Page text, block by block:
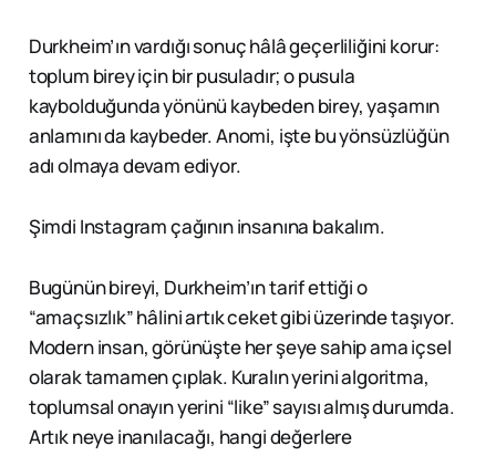
Durkheim’ın vardığı sonuç hâlâ geçerliliğini korur:
toplum birey için bir pusuladır; o pusula
kaybolduğunda yönünü kaybeden birey, yaşamın
anlamını da kaybeder. Anomi, işte bu yönsüzlüğün
adı olmaya devam ediyor.
Şimdi Instagram çağının insanına bakalım.
Bugünün bireyi, Durkheim’ın tarif ettiği o
“amaçsızlık” hâlini artık ceket gibi üzerinde taşıyor.
Modern insan, görünüşte her şeye sahip ama içsel
olarak tamamen çıplak. Kuralın yerini algoritma,
toplumsal onayın yerini “like” sayısı almış durumda.
Artık neye inanılacağı, hangi değerlere